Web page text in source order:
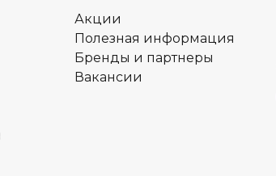
Акции
Полезная информация
Бренды и партнеры
Вакансии